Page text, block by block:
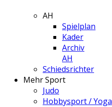
AH
Spielplan
Kader
Archiv
AH
Schiedsrichter
Mehr Sport
Judo
Hobbysport / Yoga